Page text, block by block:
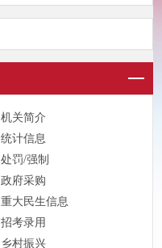
机关简介
统计信息
处罚/强制
政府采购
重大民生信息
招考录用
乡村振兴